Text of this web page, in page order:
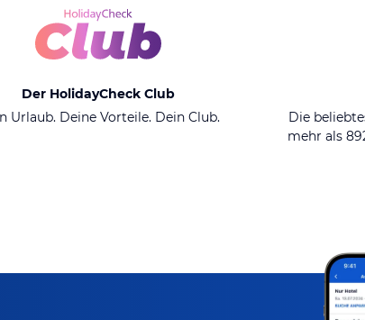
Der HolidayCheck Club
Urlaub. Deine Vorteile. Dein Club.
Die
mehr als